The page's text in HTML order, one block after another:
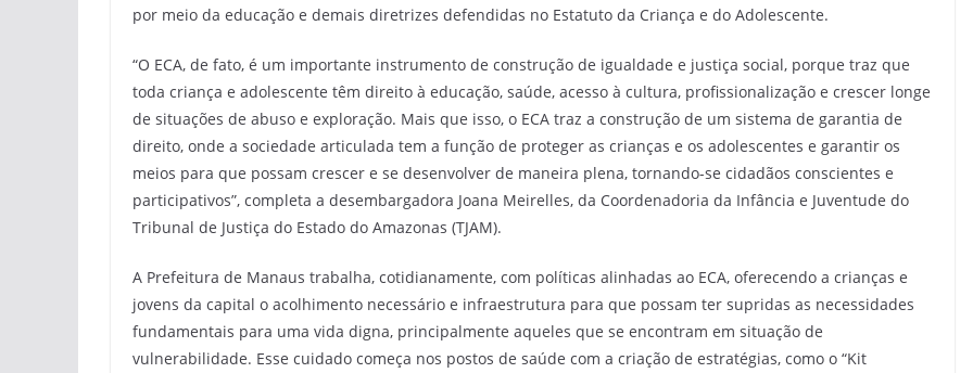
por meio da educação e demais diretrizes defendidas no Estatuto da Criança e do Adolescente.
“O ECA, de fato, é um importante instrumento de construção de igualdade e justiça social, porque traz que
toda criança e adolescente têm direito à educação, saúde, acesso à cultura, profissionalização e crescer longe
de situações de abuso e exploração. Mais que isso, o ECA traz a construção de um sistema de garantia de
direito, onde a sociedade articulada tem a função de proteger as crianças e os adolescentes e garantir os
meios para que possam crescer e se desenvolver de maneira plena, tornando-se cidadãos conscientes e
participativos”, completa a desembargadora Joana Meirelles, da Coordenadoria da Infância e Juventude do
Tribunal de Justiça do Estado do Amazonas (TJAM).
A Prefeitura de Manaus trabalha, cotidianamente, com políticas alinhadas ao ECA, oferecendo a crianças e
jovens da capital o acolhimento necessário e infraestrutura para que possam ter supridas as necessidades
fundamentais para uma vida digna, principalmente aqueles que se encontram em situação de
vulnerabilidade. Esse cuidado começa nos postos de saúde com a criação de estratégias, como o “Kit